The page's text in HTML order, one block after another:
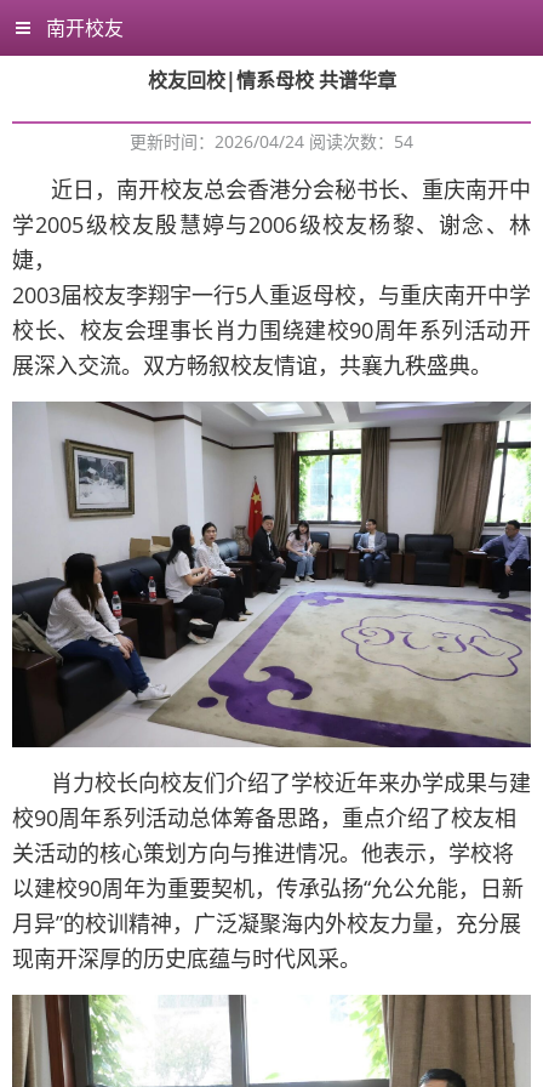
南开校友
校友回校|情系母校 共谱华章
更新时间：2026/04/24 阅读次数： 54
近日，南开校友总会香港分会秘书长、重庆南开中
学2005级校友殷慧婷与2006级校友杨黎、谢念、林
婕，
2003届校友李翔宇一行5人重返母校，与重庆南开中学
校长、校友会理事长肖力围绕建校90周年系列活动开
展深入交流。双方畅叙校友情谊，共襄九秩盛典。
肖力校长向校友们介绍了学校近年来办学成果与建
校90周年系列活动总体筹备思路，重点介绍了校友相
关活动的核心策划方向与推进情况。他表示，学校将
以建校90周年为重要契机，传承弘扬“允公允能，日新
月异”的校训精神，广泛凝聚海内外校友力量，充分展
现南开深厚的历史底蕴与时代风采。